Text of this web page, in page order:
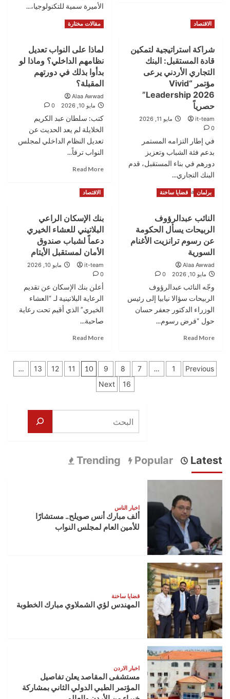
مؤسسة
منى
الفياض
للتراث
ونادي
الأميرة سمية للتكنولوجيا،...
Read More
Read
الأميرة
سمية
بنت
افتتاح
مختبر
العمليات
الأمنية
في
جامعة
الأردني
الكويتي
الاقتصاد
شراكة استراتيجية لتمكين
قادة المستقبل: البنك
التجاري الأردني يرعى
مؤتمر “Vivid
Leadership 2026”
حصرياً
it-team
مايو 11, 2026
0
في إطار التزامه المستمر
بدعم فئة الشباب وتعزيز
دورهم في بناء المستقبل، قدم
البنك التجاري...
Read More
Read
شراكة
استراتيجية
لتمكين
البنك
التجاري
الأردني
يرعى
مؤتمر
Leadership
مقالات مختارة
لماذا على النواب تعديل
نظامهم الداخلي؟ وماذا لو
بدأوا بذلك في دورتهم
المقبلة؟
Alaa Awwad
مايو 10, 2026
0
كتب: سلطان عبد الكريم
الخلايلة لم يعد الحديث عن
تعديل النظام الداخلي لمجلس
النواب ترفاً...
Read More
النواب
تعديل
نظامهم
الداخلي؟
وماذا
لو
بذلك
في
دورتهم
المقبلة؟
برلمان قضايا ساخنة
النائب عبدالرؤوف
الربيحات يسأل الحكومة
عن رسوم ترانزيت الأغنام
السورية
Alaa Awwad
مايو 10, 2026
0
وجّه النائب عبدالرؤوف
الربيحات سؤالا نيابيا إلى رئيس
الوزراء الدكتور جعفر حسان
حول “فرض رسوم...
Read More
النائب
عبدالرؤوف
الاقتصاد
بنك الإسكان الراعي
البلاتيني للعشاء الخيري
دعماً لشباب صندوق
الأمان لمستقبل الأيتام
it-team
مايو 10, 2026
0
أعلن بنك الإسكان عن تقديم
الرعاية البلاتينية لـ “العشاء
الخيري” الذي أقيم تحت رعاية
صاحبة...
Read More
بنك
الإسكان
لشباب
لمستقبل
تعدد
Previous
1
…
7
8
9
10
11
12
13
…
16
Next
البحث
Latest
Popular
Trending
اخبار الناس
ألف مبارك أنس صويلح.. مستشارًا
للأمين العام لمجلس النواب
قضايا ساخنة
المهندس لؤي الشملاوي مبارك الخطوبة
اخبار الاردن
مستشفى المقاصد يعلن تفاصيل
المؤتمر الطبي الدولي الثاني بمشاركة